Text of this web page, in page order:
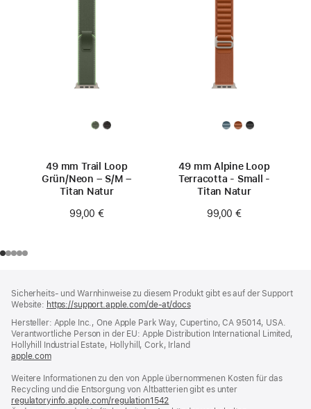
49 mm Trail Loop
Grün/Neon – S/M –
Titan Natur
99,00 €
49 mm Alpine Loop
Terracotta - Small -
Titan Natur
99,00 €
Sicherheits- und Warnhinweise zu diesem Produkt gibt es auf der Support
Website: https://support.apple.com/de-at/docs(öffnet
neues
Fenster)
Hersteller: Apple Inc., One Apple Park Way, Cupertino, CA 95014, USA.
Verantwortliche Person in der EU: Apple Distribution International Limited,
Hollyhill Industrial Estate, Hollyhill, Cork, Irland
apple.com(öffnet
neues
Fenster)
Weitere Informationen zu den von Apple übernommenen Kosten für das
Recycling und die Entsorgung von Altbatterien gibt es unter
regulatoryinfo.apple.com/regulation1542